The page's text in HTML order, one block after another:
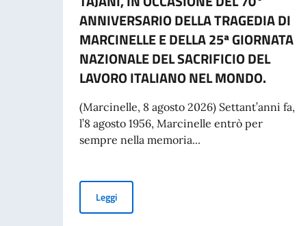
ANNIVERSARIO DELLA TRAGEDIA DI
MARCINELLE E DELLA 25ª GIORNATA
NAZIONALE DEL SACRIFICIO DEL
LAVORO ITALIANO NEL MONDO.
(Marcinelle, 8 agosto 2026) Settant’anni fa,
l’8 agosto 1956, Marcinelle entrò per
sempre nella memoria...
LeggiMESSAGGIO DEL VICE PRESIDENTE DEL